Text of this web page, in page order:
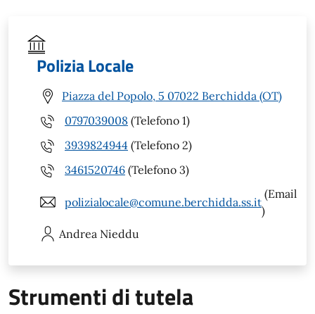
Polizia Locale
Piazza del Popolo, 5 07022 Berchidda (OT)
0797039008 (Telefono 1)
3939824944 (Telefono 2)
3461520746 (Telefono 3)
polizialocale@comune.berchidda.ss.it
(Email
)
Andrea Nieddu
Strumenti di tutela